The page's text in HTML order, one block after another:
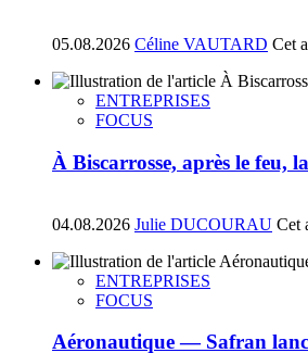
05.08.2026 Céline VAUTARD Cet
ENTREPRISES
FOCUS
À Biscarrosse, après le feu,
04.08.2026 Julie DUCOURAU Cet
ENTREPRISES
FOCUS
Aéronautique — Safran